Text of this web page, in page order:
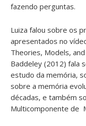
fazendo perguntas.
Luiza falou sobre os
apresentados no
Theories, Models,
Baddeley (2012) fala
estudo da memória,
sobre a memória
décadas, e também
Multicomponente de